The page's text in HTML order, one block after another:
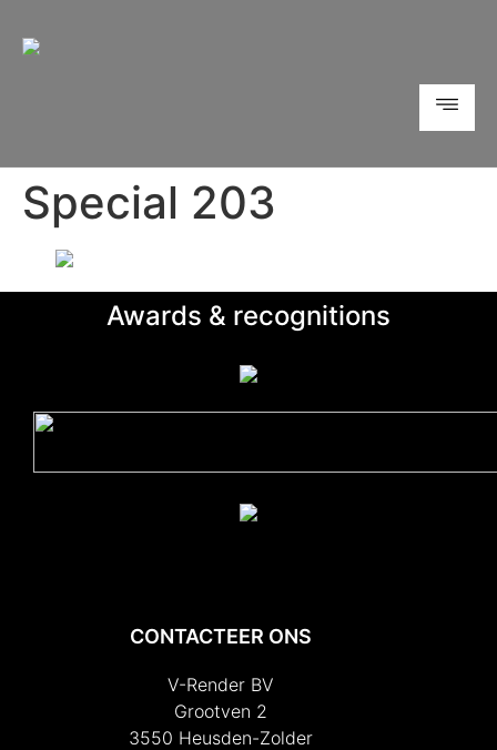
Special 203
Awards & recognitions
CONTACTEER ONS
V-Render BV
Grootven 2
3550 Heusden-Zolder